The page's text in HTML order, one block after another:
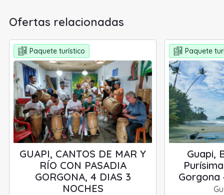
Ofertas relacionadas
Paquete turístico
GUAPI, CANTOS DE MAR Y
RÍO CON PASADIA
GORGONA, 4 DIAS 3
NOCHES
Paquete
Guapi,
Gorgona